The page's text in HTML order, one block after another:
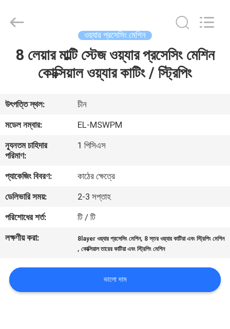
বাড়ি
আমাদের
সম্পর্কে
কারখানা
ভ্রমণ
মান
নিয়ন্ত্রণ
যোগাযোগ
করুন
Industrial
Reserved.
ওয়্যার প্রসেসিং মেশিন
8 লেয়ার মাল্টি স্টেজ ওয়্যার প্রসেসিং মেশিন
কোক্সিয়াল ওয়্যার কাটিং / স্ট্রিপিং
উৎপত্তি স্থল:
চীন
মডেল নম্বার:
EL-MSWPM
ন্যূনতম চাহিদার
পরিমাণ:
1 পিসিএস
প্যাকেজিং বিবরণ:
কাঠের ক্ষেত্রে
ডেলিভারি সময়:
2-3 সপ্তাহ
পরিশোধের শর্ত:
টি / টি
লক্ষণীয় করা:
8layer ওয়্যার প্রসেসিং মেশিন, 8 স্তর ওয়্যার কাটিয়া এবং স্ট্রিপিং মেশিন
,কোক্সিয়াল তারের কাটিয়া এবং স্ট্রিপিং মেশিন
ভালো দাম